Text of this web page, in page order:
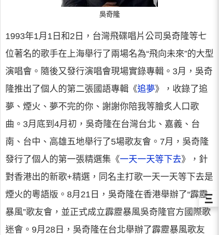
吳奇隆
1993年1月1日和2日，台灣飛碟唱片公司吳奇隆等七
位著名的歌手在上海舉行了兩場名為“飛向未來”的大型
演唱會。隨後又發行演唱會現場實錄專輯。3月，吳奇
隆推出了個人的第二張國語專輯《追夢》，收錄了追
夢、煙火、夢不完的你、謝謝你陪我等膾炙人口歌
曲。3月底到4月初，吳奇隆在台灣台北、嘉義、台
南、台中、高雄五地舉行了5場歌友會。7月，吳奇隆
發行了個人的第一張精選集《一天一天等下去》，針
對香港出的新歌+精選，同名主打歌一天一天等下去是
煙火的粵語版。8月21日，吳奇隆在香港舉辦了“霹靂
暴風”歌友會，並正式成立霹靂暴風吳奇隆官方國際歌
迷會。9月28日，吳奇隆在台北舉辦了霹靂暴風歌友
Ξ